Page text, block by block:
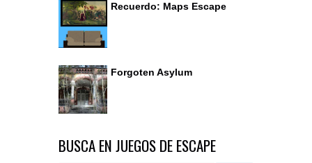
Recuerdo: Maps Escape
Forgoten Asylum
BUSCA EN JUEGOS DE ESCAPE